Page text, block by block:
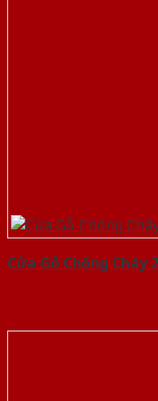
Cửa Gỗ Chống Cháy